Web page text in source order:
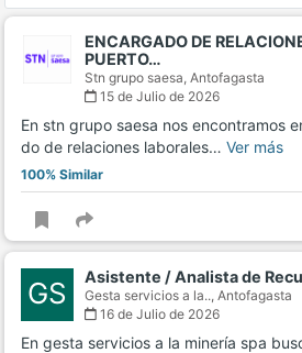
ENCARGADO DE
PUERTO…
Stn grupo saesa, Antofagasta
15 de Julio de 2026
En stn grupo saesa nos encontramos
do de relaciones laborales… Ver más
100% Similar
GS Asistente / Analista de
Gesta servicios a la.., Antofagasta
16 de Julio de 2026
En gesta servicios a la minería spa